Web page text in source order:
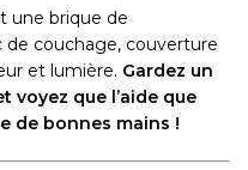
une brique de
de couchage, couverture
et lumière. Gardez un
que l’aide que
de bonnes mains !